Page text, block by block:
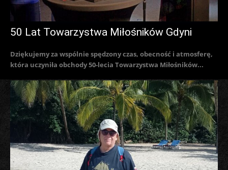
50 Lat Towarzystwa Miłośników Gdyni
Dziękujemy za wspólnie spędzony czas, obecność i atmosferę,
która uczyniła obchody 50-lecia Towarzystwa Miłośników...